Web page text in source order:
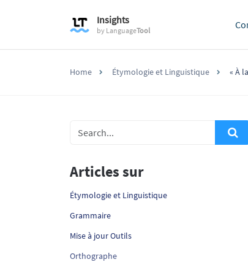
Insights
by LanguageTool
Home Étymologie et Linguistique « À
Articles sur
Étymologie et Linguistique
Grammaire
Mise à jour Outils
Orthographe